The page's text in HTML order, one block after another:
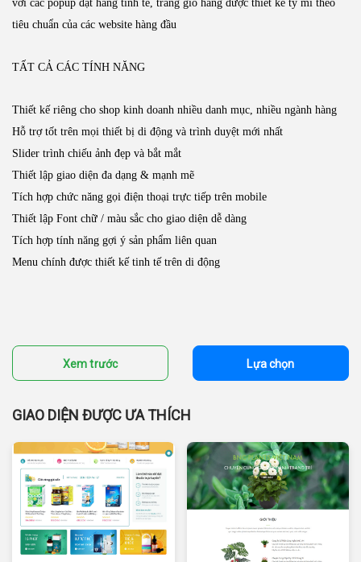
với các popup đặt hàng tinh tế, trang giỏ hàng được thiết kế tỷ mỉ theo
tiêu chuẩn của các website hàng đầu
TẤT CẢ CÁC TÍNH NĂNG
Thiết kế riêng cho shop kinh doanh nhiều danh mục, nhiều ngành hàng
Hỗ trợ tốt trên mọi thiết bị di động và trình duyệt mới nhất
Slider trình chiếu ảnh đẹp và bắt mắt
Thiết lập giao diện đa dạng & mạnh mẽ
Tích hợp chức năng gọi điện thoại trực tiếp trên mobile
Thiết lập Font chữ / màu sắc cho giao diện dễ dàng
Tích hợp tính năng gợi ý sản phẩm liên quan
Menu chính được thiết kế tinh tế trên di động
Xem trước Lựa chọn
GIAO DIỆN ĐƯỢC ƯA THÍCH